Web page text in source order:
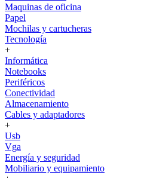
Maquinas de oficina
Papel
Mochilas y cartucheras
Tecnología
+
Informática
Notebooks
Periféricos
Conectividad
Almacenamiento
Cables y adaptadores
+
Usb
Vga
Energía y seguridad
Mobiliario y equipamiento